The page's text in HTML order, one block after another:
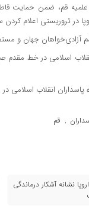
قم، ضمن حمایت
در تروریستی اعلام
آزادی‌خواهان جهان و
اسلامی در خط مقدم
انقلاب اسلامی
, قم
نشانه آشکار درماندگی